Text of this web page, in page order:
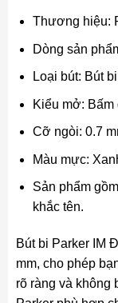
Thương hiệu:
Dòng sản
Loại bút: Bút bi
Kiểu mở: Bấm
Cỡ ngòi: 0.7
Màu mực:
Sản phẩm
khắc tên.
Bút bi Parker IM
mm, cho phép
rõ ràng và không